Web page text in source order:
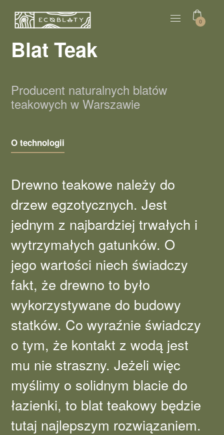
0
Blat Teak
Producent naturalnych blatów
teakowych w Warszawie
O technologii
Drewno teakowe należy do
drzew egzotycznych. Jest
jednym z najbardziej trwałych i
wytrzymałych gatunków. O
jego wartości niech świadczy
fakt, że drewno to było
wykorzystywane do budowy
statków. Co wyraźnie świadczy
o tym, że kontakt z wodą jest
mu nie straszny. Jeżeli więc
myślimy o solidnym blacie do
łazienki, to blat teakowy będzie
tutaj najlepszym rozwiązaniem.